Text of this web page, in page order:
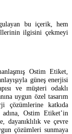
bu içerik, hem
ilgisini çekmeyi
Ostim Etiket,
güneş enerjisi
ve müşteri odaklı
uygun özel tasarım
çözümlerine katkıda
Ostim Etiket’in
dayanıklılık ve çevre
çözümleri sunmaya